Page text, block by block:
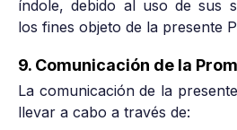
índole, debido al uso de sus
los fines objeto de la presente
9. Comunicación de la
La comunicación de la
llevar a cabo a través de: